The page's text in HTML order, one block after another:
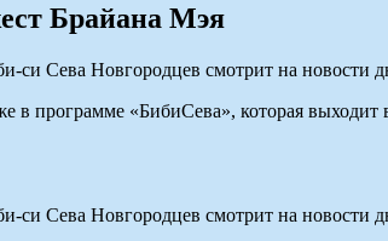
Брайана Мэя
си Сева Новгородцев смотрит на
программе «БибиСева», которая
си Сева Новгородцев смотрит на